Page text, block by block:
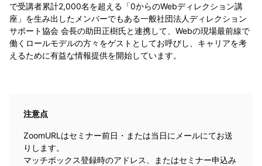
で受講者累計2,000名を超える「0からのWebディレクション講
座」を生み出したメンバーでもある一般社団法人ディレクション
サポート協会 会長の助田正樹氏と連携して、Webの現場最前線で
働くロールモデルの方々をゲストとしてお呼びし、キャリアを考
えるために有益な情報提供を開始しています。
注意点
ZoomURLはセミナー前日・または当日にメールにてお送
りします。
マッチボックス登録時のアドレス、またはセミナー申込み